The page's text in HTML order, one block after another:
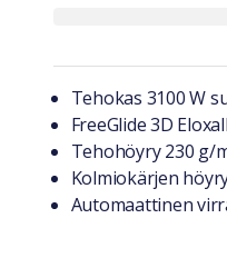
Tehokas 3100 W
FreeGlide 3D
Tehohöyry 230 g/
Kolmiokärjen
Automaattinen